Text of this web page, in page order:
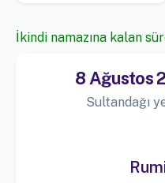
İkindi namazına kalan
8 Ağustos
Sultandağı